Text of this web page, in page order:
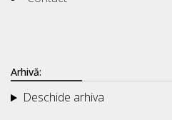
Arhivă:
Deschide arhiva